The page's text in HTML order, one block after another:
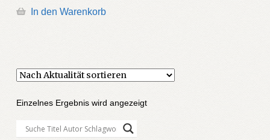
In den Warenkorb
Einzelnes Ergebnis wird angezeigt